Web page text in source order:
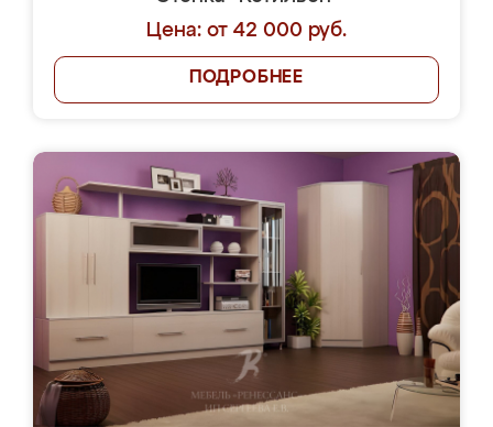
Цена: от 42 000 руб.
ПОДРОБНЕЕ